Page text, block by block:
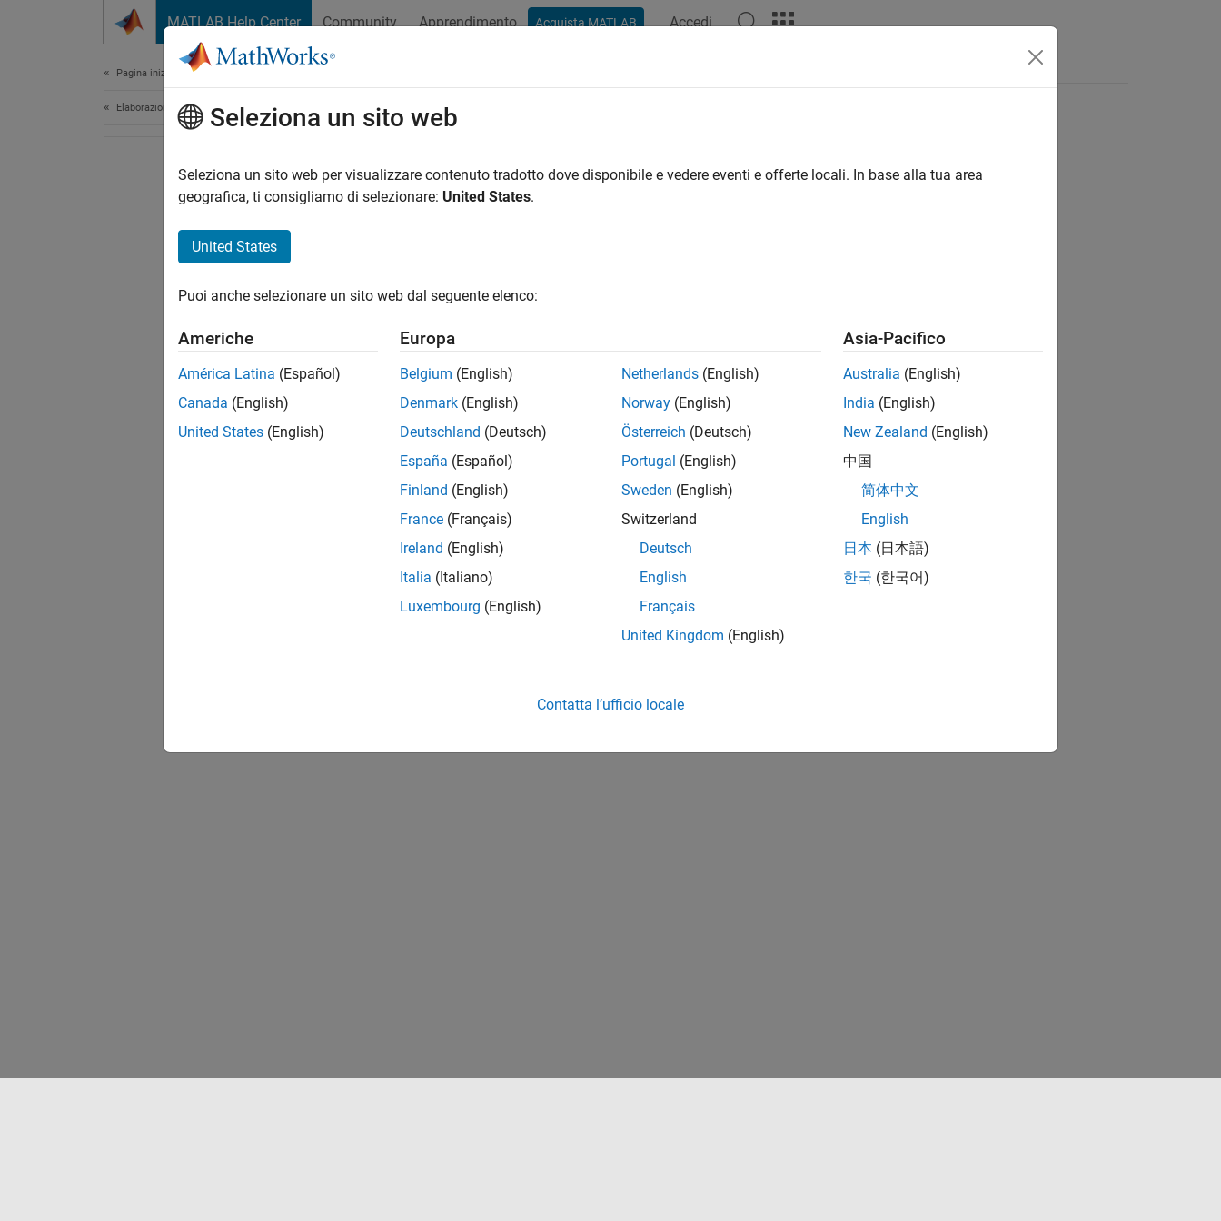
MATLAB Help Center Community Apprendimento Acquista MATLAB Accedi
Pagina iniziale della documentazione
Elaborazione di immagini e Computer Vision
Seleziona un sito web
Seleziona un sito web per visualizzare contenuto tradotto dove disponibile e vedere eventi e offerte locali. In base alla tua area
geografica, ti consigliamo di selezionare: United States.
United States
Puoi anche selezionare un sito web dal seguente elenco:
Americhe
América Latina (Español)
Canada (English)
United States (English)
Europa
Belgium (English)
Denmark (English)
Deutschland (Deutsch)
España (Español)
Finland (English)
France (Français)
Ireland (English)
Italia (Italiano)
Luxembourg (English)
Netherlands (English)
Norway (English)
Österreich (Deutsch)
Portugal (English)
Sweden (English)
Switzerland
Deutsch
English
Français
United Kingdom (English)
Asia-Pacifico
Australia (English)
India (English)
New Zealand (English)
中国
简体中文
English
日本 (日本語)
한국 (한국어)
Contatta l’ufficio locale